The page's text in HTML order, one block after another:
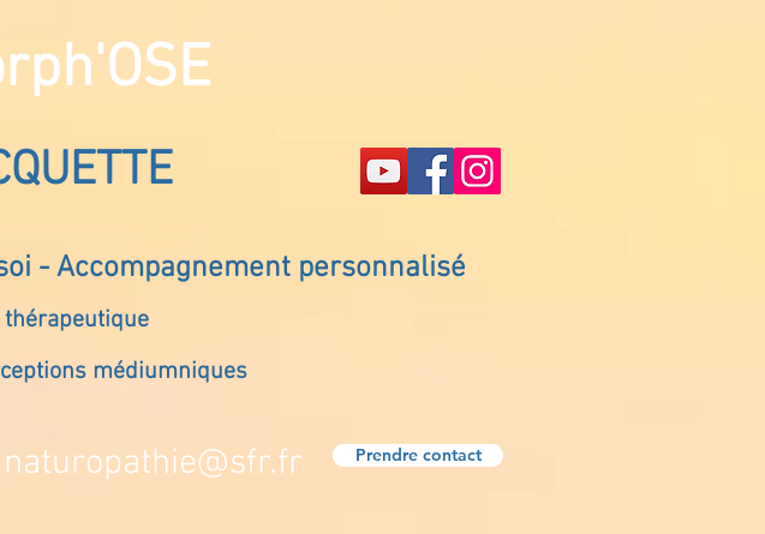
- Accompagnement personnalisé
thérapeutique
médiumniques
Prendre contact